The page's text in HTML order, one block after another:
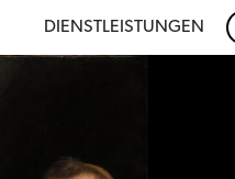
DIENSTLEISTUNGEN